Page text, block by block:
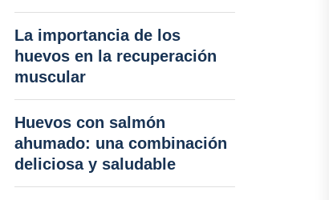
La importancia de los
huevos en la recuperación
muscular
Huevos con salmón
ahumado: una combinación
deliciosa y saludable